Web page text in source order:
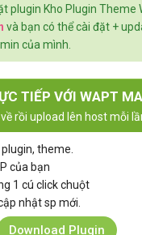
plugin Kho Plugin Theme
và bạn có thể cài đặt +
của mình.
TIẾP VỚI WAPT
rồi upload lên host mỗi
theme.
của bạn
1 cú click chuột
nhật sp mới.
Download Plugin